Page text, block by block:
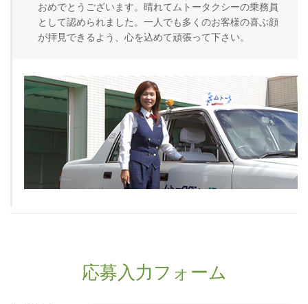
おめでとうございます。晴れてムトータクシーの乗務員
として認められました。一人でも多くのお客様の喜ぶ顔
が拝見できるよう、心を込めて頑張って下さい。
応募入力フォーム